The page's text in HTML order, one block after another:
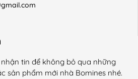
tin để không bỏ qua những
sản phẩm mới nhà Bomines nhé.